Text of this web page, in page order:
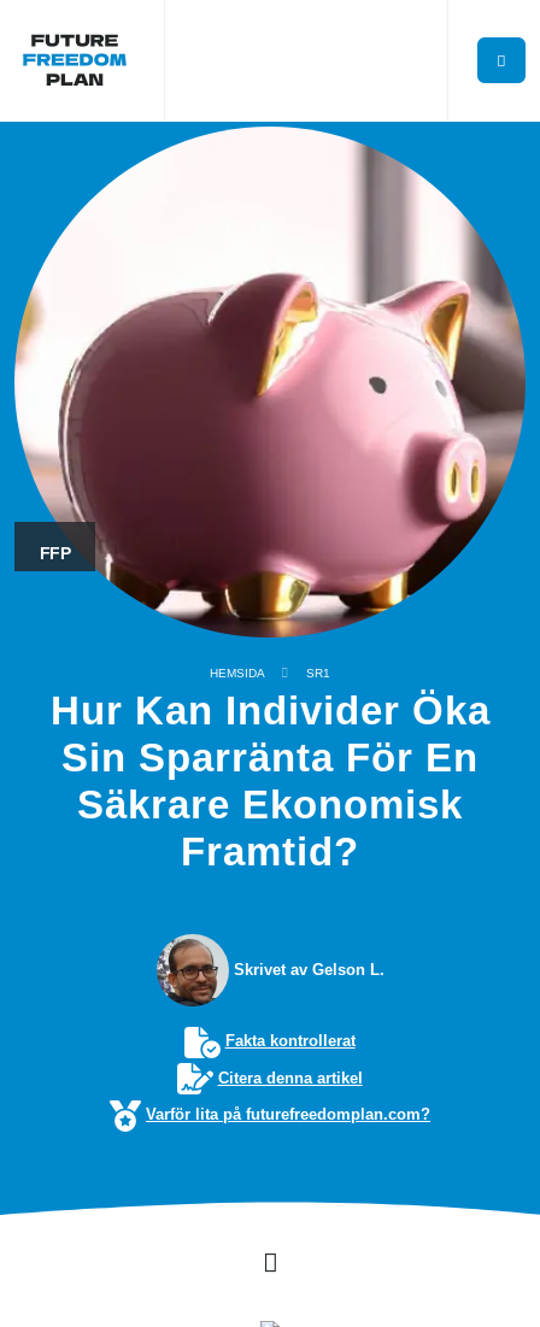
FFP
HEMSIDA SR1
Hur Kan Individer Öka
Sin Sparränta För En
Säkrare Ekonomisk
Framtid?
Skrivet av Gelson L.
Fakta kontrollerat
Citera denna artikel
Varför lita på futurefreedomplan.com?